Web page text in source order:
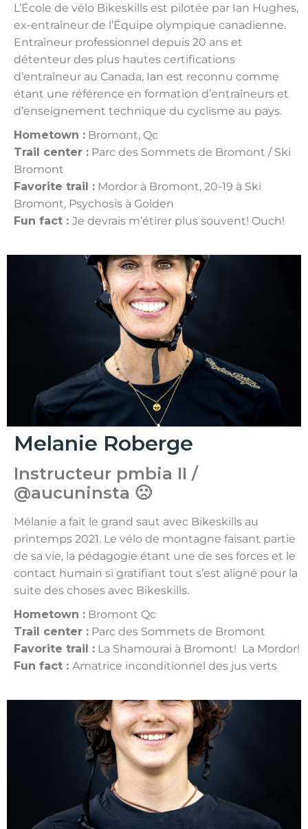
L’École de vélo Bikeskills est pilotée par Ian Hughes,
ex-entraîneur de l’Équipe olympique canadienne.
Entraîneur professionnel depuis 20 ans et
détenteur des plus hautes certifications
d’entraîneur au Canada, Ian est reconnu comme
étant une référence en formation d’entraîneurs et
d’enseignement technique du cyclisme au pays.
Hometown : Bromont, Qc
Trail center : Parc des Sommets de Bromont / Ski
Bromont
Favorite trail : Mordor à Bromont, 20-19 à Ski
Bromont, Psychosis à Golden
Fun fact : Je devrais m’étirer plus souvent! Ouch!
Melanie Roberge
Instructeur pmbia II /
@aucuninsta 🙁
Mélanie a fait le grand saut avec Bikeskills au
printemps 2021. Le vélo de montagne faisant partie
de sa vie, la pédagogie étant une de ses forces et le
contact humain si gratifiant tout s’est aligné pour la
suite des choses avec Bikeskills.
Hometown : Bromont Qc
Trail center : Parc des Sommets de Bromont
Favorite trail : La Shamourai à Bromont! La Mordor!
Fun fact : Amatrice inconditionnel des jus verts